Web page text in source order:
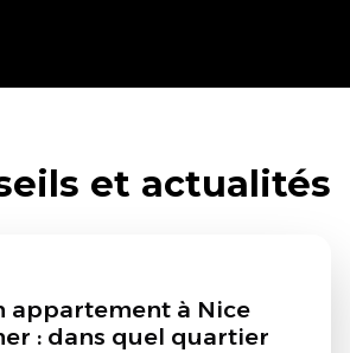
et actualités
appartement à Nice
: dans quel quartier